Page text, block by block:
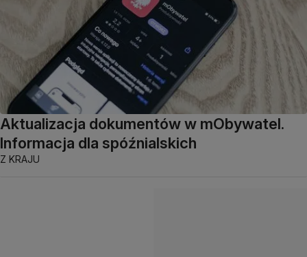
Aktualizacja dokumentów w mObywatel.
Informacja dla spóźnialskich
Z KRAJU